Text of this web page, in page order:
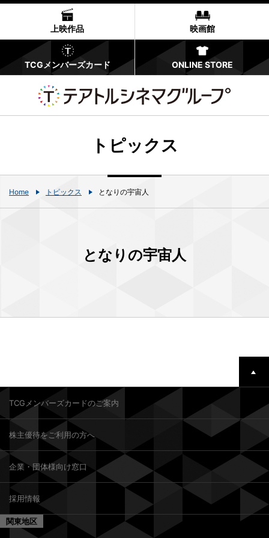
上映作品 映画館
TCGメンバーズカード ONLINE STORE
トピックス
Home トピックス となりの宇宙人
となりの宇宙人
TCGメンバーズカードのご案内
株主優待をご利用の方へ
企業・団体様向け窓口
採用情報
関東地区